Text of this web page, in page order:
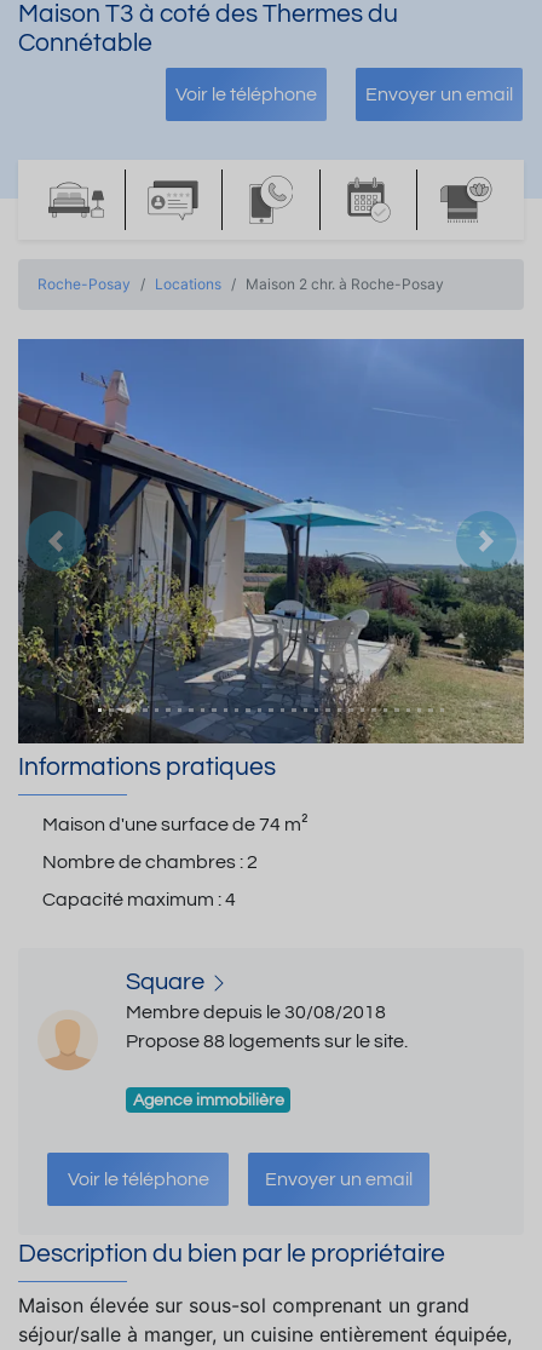
Maison T3 à coté des Thermes du
Connétable
Voir le téléphone Envoyer un email
Roche-Posay Locations Maison 2 chr. à Roche-Posay
Précedent
Informations pratiques
Maison d'une surface de74 m²
Nombre de chambres :2
Capacité maximum :4
Square
Membre depuis le 30/08/2018
Propose 88 logements sur le site.
Agence immobilière
Voir le téléphone Envoyer un email
Description du bien par le propriétaire
Maison élevée sur sous-sol comprenant un grand
séjour/salle à manger, un cuisine entièrement équipée,